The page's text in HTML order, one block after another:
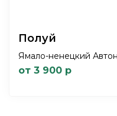
Полуй
Ямало-ненецкий
от 3 900 р